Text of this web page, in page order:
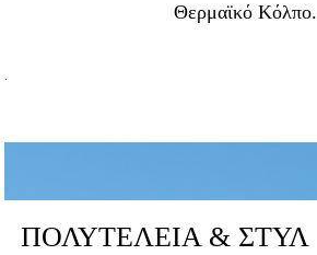
Θερμαϊκό Κόλπο.
.
ΠΟΛΥΤΕΛΕΙΑ & ΣΤΥΛ